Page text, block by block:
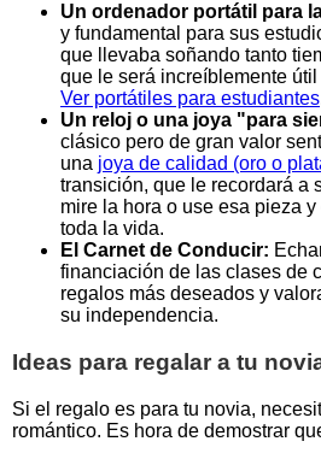
Un ordenador portátil para
y fundamental para sus
que llevaba soñando tanto
que le será increíblemente
Ver portátiles para estudiantes
Un reloj o una joya "para
clásico pero de gran valor
una joya de calidad (oro o
transición, que le recordará a
mire la hora o use esa pieza
toda la vida.
El Carnet de Conducir:
financiación de las clases de
regalos más deseados y
su independencia.
Ideas para regalar a tu
Si el regalo es para tu novia,
romántico. Es hora de demostrar